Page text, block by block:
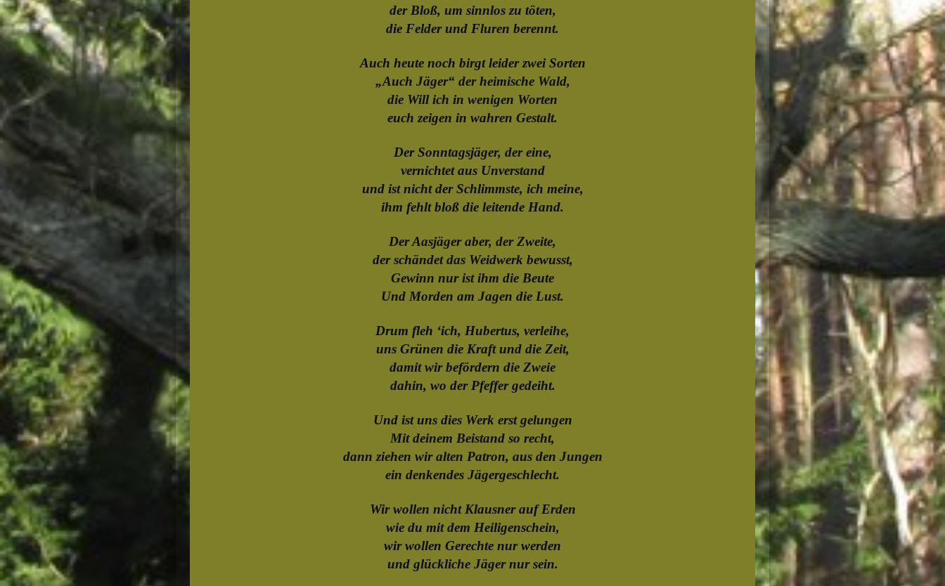
der Bloß, um sinnlos zu töten,
die Felder und Fluren berennt.
Auch heute noch birgt leider zwei Sorten
„Auch Jäger“ der heimische Wald,
die Will ich in wenigen Worten
euch zeigen in wahren Gestalt.
Der Sonntagsjäger, der eine,
vernichtet aus Unverstand
und ist nicht der Schlimmste, ich meine,
ihm fehlt bloß die leitende Hand.
Der Aasjäger aber, der Zweite,
der schändet das Weidwerk bewusst,
Gewinn nur ist ihm die Beute
Und Morden am Jagen die Lust.
Drum fleh ‘ich, Hubertus, verleihe,
uns Grünen die Kraft und die Zeit,
damit wir befördern die Zweie
dahin, wo der Pfeffer gedeiht.
Und ist uns dies Werk erst gelungen
Mit deinem Beistand so recht,
dann ziehen wir alten Patron, aus den Jungen
ein denkendes Jägergeschlecht.
Wir wollen nicht Klausner auf Erden
wie du mit dem Heiligenschein,
wir wollen Gerechte nur werden
und glückliche Jäger nur sein.